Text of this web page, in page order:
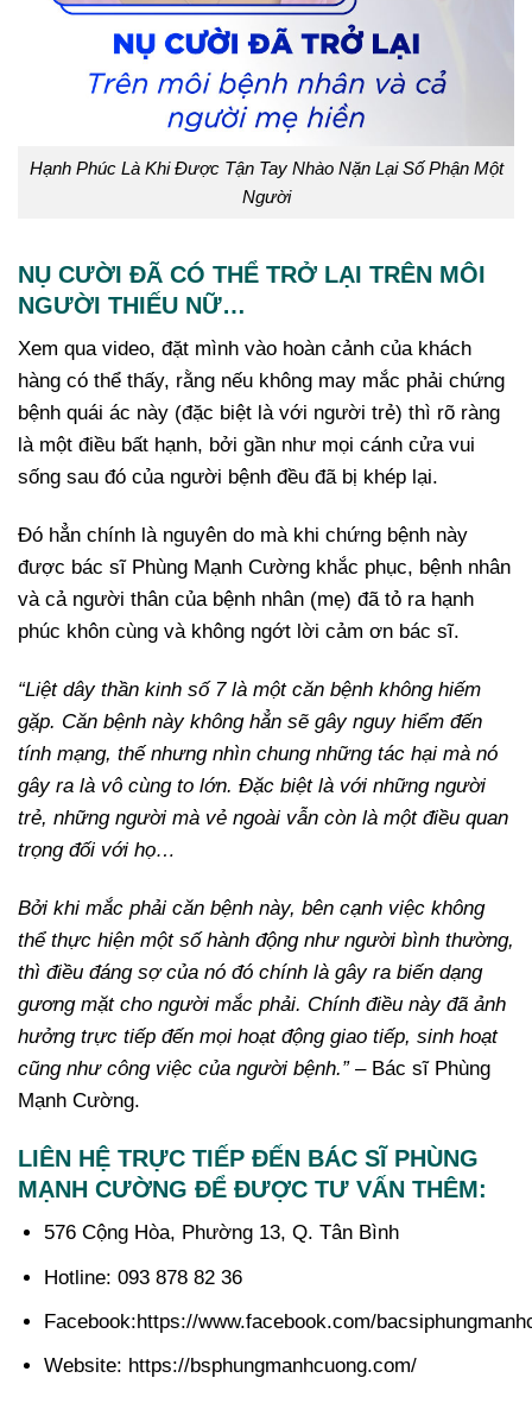
Hạnh Phúc Là Khi Được Tận Tay Nhào Nặn Lại Số Phận Một
Người
NỤ CƯỜI ĐÃ CÓ THỂ TRỞ LẠI TRÊN MÔI
NGƯỜI THIẾU NỮ…
Xem qua video, đặt mình vào hoàn cảnh của khách
hàng có thể thấy, rằng nếu không may mắc phải chứng
bệnh quái ác này (đặc biệt là với người trẻ) thì rõ ràng
là một điều bất hạnh, bởi gần như mọi cánh cửa vui
sống sau đó của người bệnh đều đã bị khép lại.
Đó hẳn chính là nguyên do mà khi chứng bệnh này
được bác sĩ Phùng Mạnh Cường khắc phục, bệnh nhân
và cả người thân của bệnh nhân (mẹ) đã tỏ ra hạnh
phúc khôn cùng và không ngớt lời cảm ơn bác sĩ.
“Liệt dây thần kinh số 7 là một căn bệnh không hiếm
gặp. Căn bệnh này không hẳn sẽ gây nguy hiểm đến
tính mạng, thế nhưng nhìn chung những tác hại mà nó
gây ra là vô cùng to lớn. Đặc biệt là với những người
trẻ, những người mà vẻ ngoài vẫn còn là một điều quan
trọng đối với họ…
Bởi khi mắc phải căn bệnh này, bên cạnh việc không
thể thực hiện một số hành động như người bình thường,
thì điều đáng sợ của nó đó chính là gây ra biến dạng
gương mặt cho người mắc phải. Chính điều này đã ảnh
hưởng trực tiếp đến mọi hoạt động giao tiếp, sinh hoạt
cũng như công việc của người bệnh.” – Bác sĩ Phùng
Mạnh Cường.
LIÊN HỆ TRỰC TIẾP ĐẾN BÁC SĨ PHÙNG
MẠNH CƯỜNG ĐỂ ĐƯỢC TƯ VẤN THÊM:
576 Cộng Hòa, Phường 13, Q. Tân Bình
Hotline: 093 878 82 36
Facebook:https://www.facebook.com/
Website: https://bsphungmanhcuong.com/